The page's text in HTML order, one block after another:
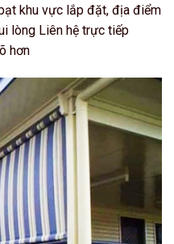
khu vực lắp đặt, địa điểm
lòng Liên hệ trực tiếp
hơn